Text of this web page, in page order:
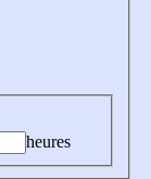
heures